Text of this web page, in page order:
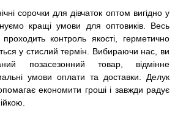
сорочки для дівчаток оптом вигідно у
кращі умови для оптовиків. Весь
контроль якості, герметично
у стислий термін. Вибираючи нас, ви
позасезонний товар, відмінне
умови оплати та доставки. Делук
економити гроші і завжди радує